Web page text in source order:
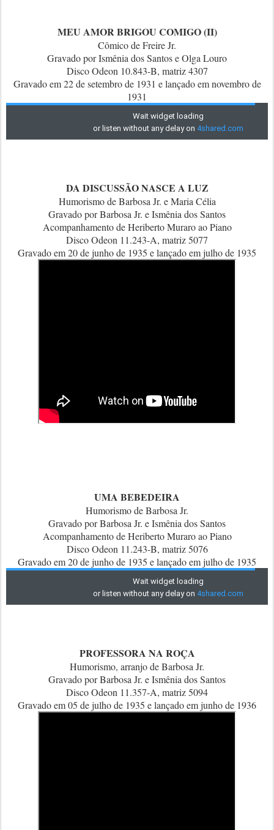
MEU AMOR BRIGOU COMIGO (II)
Cômico de Freire Jr.
Gravado por Ismênia dos Santos e Olga Louro
Disco Odeon 10.843-B, matriz 4307
Gravado em 22 de setembro de 1931 e lançado em novembro de
1931
DA DISCUSSÃO NASCE A LUZ
Humorismo de Barbosa Jr. e Maria Célia
Gravado por Barbosa Jr. e Ismênia dos Santos
Acompanhamento de Heriberto Muraro ao Piano
Disco Odeon 11.243-A, matriz 5077
Gravado em 20 de junho de 1935 e lançado em julho de 1935
UMA BEBEDEIRA
Humorismo de Barbosa Jr.
Gravado por Barbosa Jr. e Ismênia dos Santos
Acompanhamento de Heriberto Muraro ao Piano
Disco Odeon 11.243-B, matriz 5076
Gravado em 20 de junho de 1935 e lançado em julho de 1935
PROFESSORA NA ROÇA
Humorismo, arranjo de Barbosa Jr.
Gravado por Barbosa Jr. e Ismênia dos Santos
Disco Odeon 11.357-A, matriz 5094
Gravado em 05 de julho de 1935 e lançado em junho de 1936